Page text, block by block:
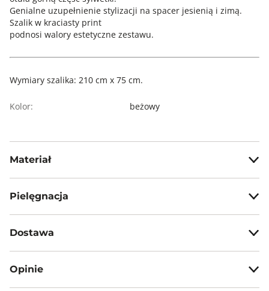
Genialne uzupełnienie stylizacji na spacer jesienią i zimą.
Szalik w kraciasty print
podnosi walory estetyczne zestawu.
Wymiary szalika: 210 cm x 75 cm.
Kolor: beżowy
Materiał
Pielęgnacja
Dostawa
Opinie